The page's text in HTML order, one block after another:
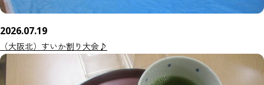
2026.07.19
（大阪北）すいか割り大会♪